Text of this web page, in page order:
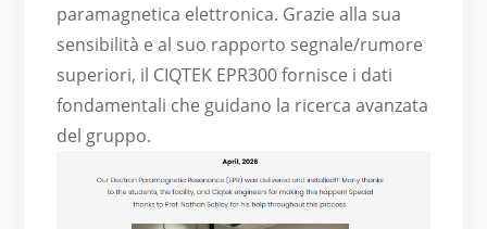
paramagnetica elettronica. Grazie alla sua
sensibilità e al suo rapporto segnale/rumore
superiori, il CIQTEK EPR300 fornisce i dati
fondamentali che guidano la ricerca avanzata
del gruppo.